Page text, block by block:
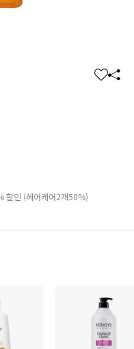
찜 공
할인 (헤어케어2개50%)